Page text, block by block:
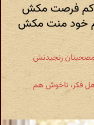
کم فرصت مکش
خود منت مکش
به اهل فکر، ناخوش هم